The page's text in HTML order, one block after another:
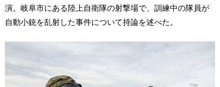
演。岐阜市にある陸上自衛隊の射撃場で、訓練中の隊員が
自動小銃を乱射した事件について持論を述べた。